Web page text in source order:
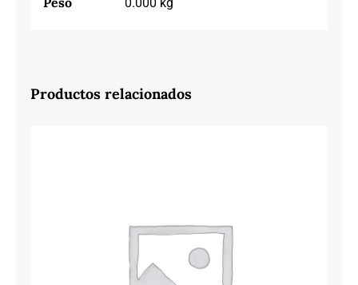
Productos relacionados
GIOSSEPO VERNONIA 71660 BEIGE